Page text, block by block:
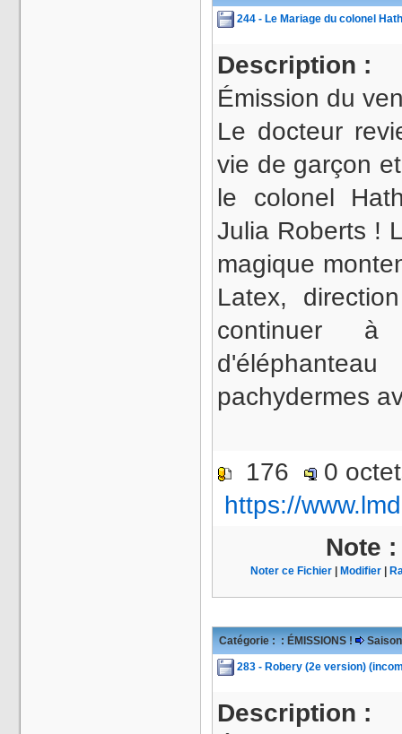
244 - Le Mariage du colonel
Description :
Émission du
Le docteur
vie de garçon
le colonel
Julia Roberts !
magique
Latex,
continuer
pachydermes
176
0
https://
Note
Noter ce Fichier Modifier
Catégorie : : ÉMISSIONS !
283 - Robery (2e version)
Description :